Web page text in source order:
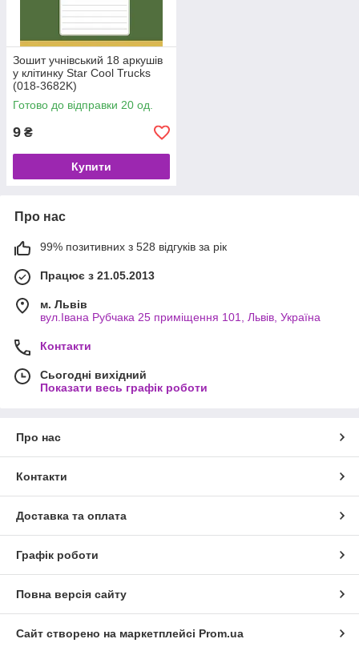
Зошит учнівський 18 аркушів
у клітинку Star Cool Trucks
(018-3682K)
Готово до відправки 20 од.
9 ₴
Купити
Про нас
99% позитивних з 528 відгуків за рік
Працює з 21.05.2013
м. Львів
вул.Івана Рубчака 25 приміщення 101, Львів, Україна
Контакти
Сьогодні вихідний
Показати весь графік роботи
Про нас
Контакти
Доставка та оплата
Графік роботи
Повна версія сайту
Сайт створено на маркетплейсі Prom.ua